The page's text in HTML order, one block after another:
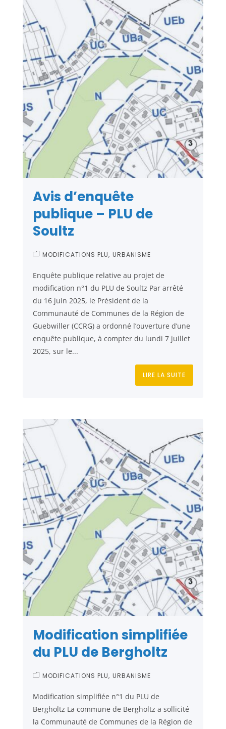
Avis d’enquête
publique – PLU de
Soultz
MODIFICATIONS PLU URBANISME
Enquête publique relative au projet de
modification n°1 du PLU de Soultz Par arrêté
du 16 juin 2025, le Président de la
Communauté de Communes de la Région de
Guebwiller (CCRG) a ordonné l’ouverture d’une
enquête publique, à compter du lundi 7 juillet
2025, sur le...
LIRE LA SUITE
Modification simplifiée
du PLU de Bergholtz
MODIFICATIONS PLU URBANISME
Modification simplifiée n°1 du PLU de
Bergholtz La commune de Bergholtz a sollicité
la Communauté de Communes de la Région de